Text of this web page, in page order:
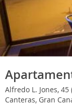
Alfredo L. Jones, 45
Canteras, Gran